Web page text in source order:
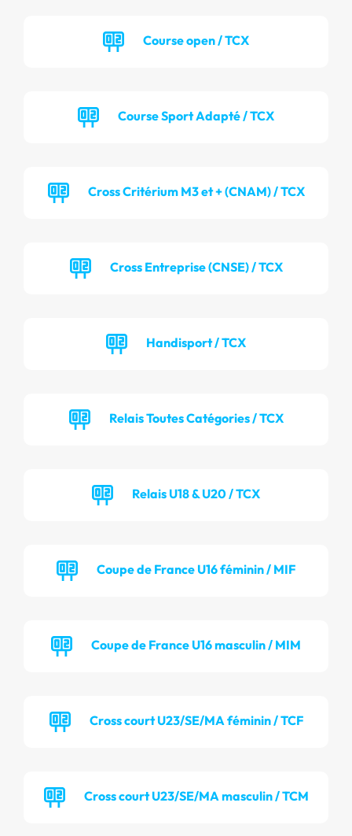
Course open / TCX
Course Sport Adapté / TCX
Cross Critérium M3 et + (CNAM) / TCX
Cross Entreprise (CNSE) / TCX
Handisport / TCX
Relais Toutes Catégories / TCX
Relais U18 & U20 / TCX
Coupe de France U16 féminin / MIF
Coupe de France U16 masculin / MIM
Cross court U23/SE/MA féminin / TCF
Cross court U23/SE/MA masculin / TCM